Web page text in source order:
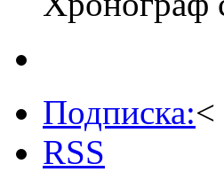
Подписка:<
RSS